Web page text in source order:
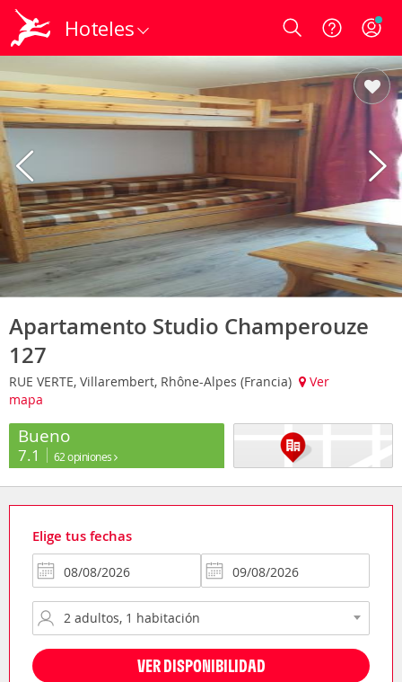
Hoteles Login
Apartamento Studio Champerouze
127
RUE VERTE, Villarembert, Rhône-Alpes (Francia)
Ver
mapa
Bueno
7.1 62 opiniones
Elige tus fechas
VER DISPONIBILIDAD